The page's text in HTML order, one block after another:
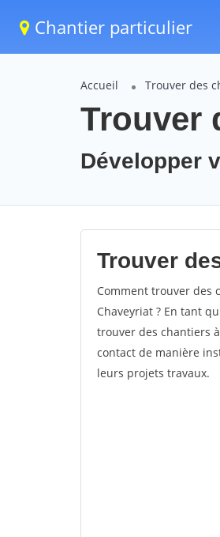
Chantier particulier
Accueil Trouver des
Trouver
Développer
Trouver
Comment trouver des
Chaveyriat ? En tant
trouver des chantiers
contact de manière
leurs projets travaux.